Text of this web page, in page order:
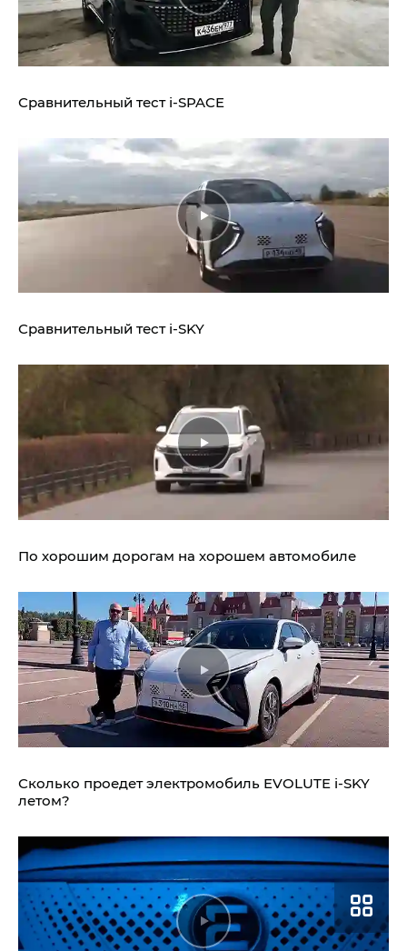
Сравнительный тест i‑SPACE
Сравнительный тест i‑SKY
По хорошим дорогам на хорошем автомобиле
Сколько проедет электромобиль EVOLUTE i‑SKY
летом?